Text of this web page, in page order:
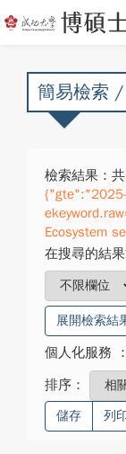
簡易檢索
檢索結果：共
Ecosystem
在搜尋的結
展開檢索結
個人化服務 ：
排序：
儲存 列